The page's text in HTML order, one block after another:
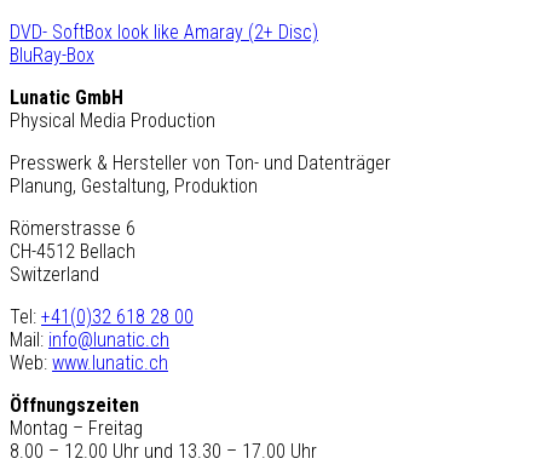
DVD- SoftBox look like Amaray (2+ Disc)
BluRay-Box
Lunatic GmbH
Physical Media Production
Presswerk & Hersteller von Ton- und Datenträger
Planung, Gestaltung, Produktion
Römerstrasse 6
CH-4512 Bellach
Switzerland
Tel: +41(0)32 618 28 00
Mail: info@lunatic.ch
Web: www.lunatic.ch
Öffnungszeiten
Montag – Freitag
8.00 – 12.00 Uhr und 13.30 – 17.00 Uhr